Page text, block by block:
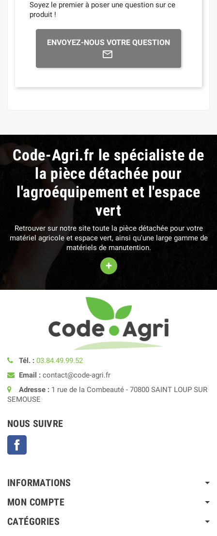
Soyez le premier à poser une question sur ce
produit !
ENVOYEZ-NOUS VOTRE QUESTION
Code-Agri.fr le spécialiste de
la pièce détachée pour
l'agroéquipement et l'espace
vert
Retrouver sur notre site toute la pièce détachée pour votre
matériel agricole et espace vert, ainsi qu'une large gamme de
matériels de manutention.
+
Tél. : 03.84.49.99.52
Email : contact@code-agri.fr
Adresse : 1 rue de la Combeauté - 70800 SAINT LOUP SUR
SEMOUSE
NOUS SUIVRE
INFORMATIONS
MON COMPTE
CATÉGORIES